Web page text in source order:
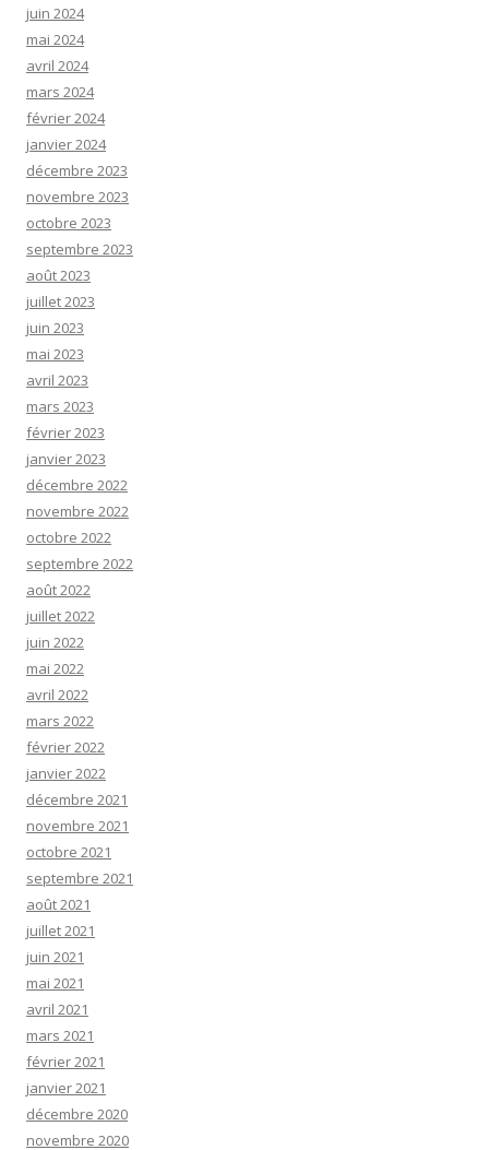
juin 2024
mai 2024
avril 2024
mars 2024
février 2024
janvier 2024
décembre 2023
novembre 2023
octobre 2023
septembre 2023
août 2023
juillet 2023
juin 2023
mai 2023
avril 2023
mars 2023
février 2023
janvier 2023
décembre 2022
novembre 2022
octobre 2022
septembre 2022
août 2022
juillet 2022
juin 2022
mai 2022
avril 2022
mars 2022
février 2022
janvier 2022
décembre 2021
novembre 2021
octobre 2021
septembre 2021
août 2021
juillet 2021
juin 2021
mai 2021
avril 2021
mars 2021
février 2021
janvier 2021
décembre 2020
novembre 2020